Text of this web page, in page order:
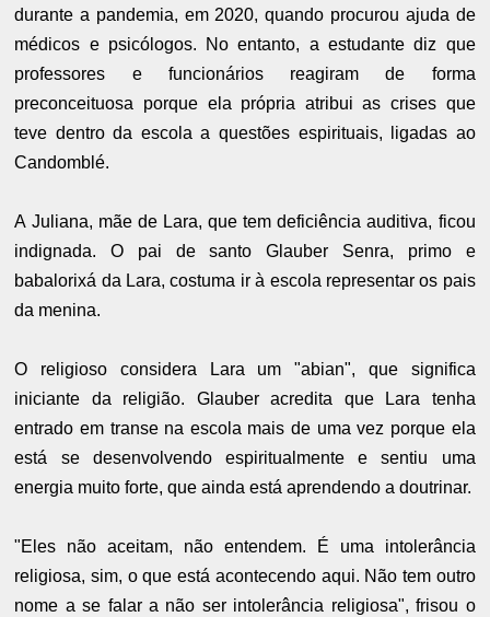
durante a pandemia, em 2020, quando procurou ajuda de
médicos e psicólogos. No entanto, a estudante diz que
professores e funcionários reagiram de forma
preconceituosa porque ela própria atribui as crises que
teve dentro da escola a questões espirituais, ligadas ao
Candomblé.
A Juliana, mãe de Lara, que tem deficiência auditiva, ficou
indignada. O pai de santo Glauber Senra, primo e
babalorixá da Lara, costuma ir à escola representar os pais
da menina.
O religioso considera Lara um "abian", que significa
iniciante da religião. Glauber acredita que Lara tenha
entrado em transe na escola mais de uma vez porque ela
está se desenvolvendo espiritualmente e sentiu uma
energia muito forte, que ainda está aprendendo a doutrinar.
"Eles não aceitam, não entendem. É uma intolerância
religiosa, sim, o que está acontecendo aqui. Não tem outro
nome a se falar a não ser intolerância religiosa", frisou o